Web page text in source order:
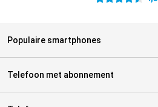
Populaire smartphones
Telefoon met abonnement